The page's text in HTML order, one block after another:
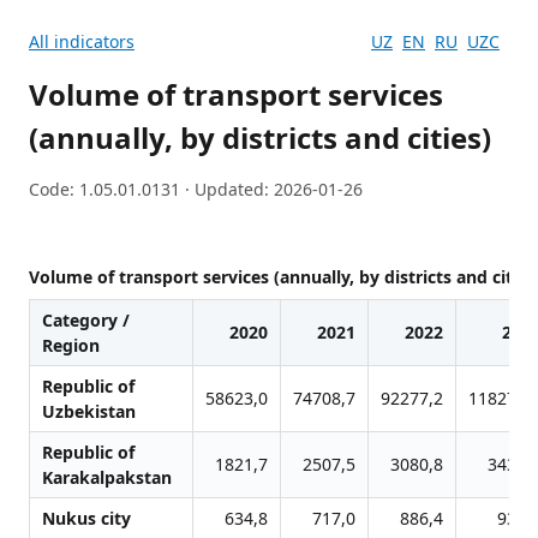
All indicators UZ EN RU UZC
Volume of transport services
(annually, by districts and cities)
Code: 1.05.01.0131 · Updated: 2026-01-26
Volume of transport services (annually, by districts and
Category /
Region
2020 2021 2022
Republic of
Uzbekistan
58623,0 74708,7 92277,2
Republic of
Karakalpakstan
1821,7 2507,5 3080,8
Nukus city 634,8 717,0 886,4